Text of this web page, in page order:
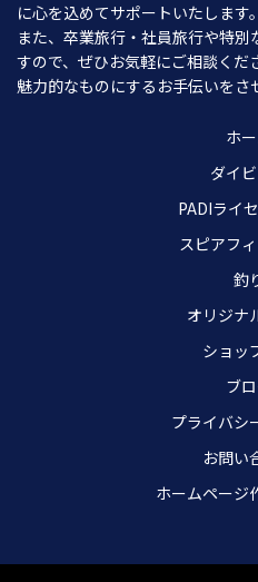
に心を込めてサポートいたします。
また、卒業旅行・社員旅行や特
すので、ぜひお気軽にご相談くだ
魅力的なものにするお手伝いをさ
ホ
ダイ
PADIライ
スピアフ
釣
オリジナ
ショッ
ブ
プライバシ
お問い
ホームページ